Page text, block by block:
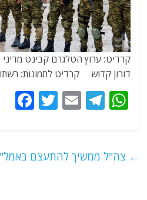
קרדיט: ערוץ הטלגרם קבינט
דורון קדוש קרדיט לתמונות:
W
s
T
g
E
l
T
er
e ← צה"ל ממשיך להתעצם